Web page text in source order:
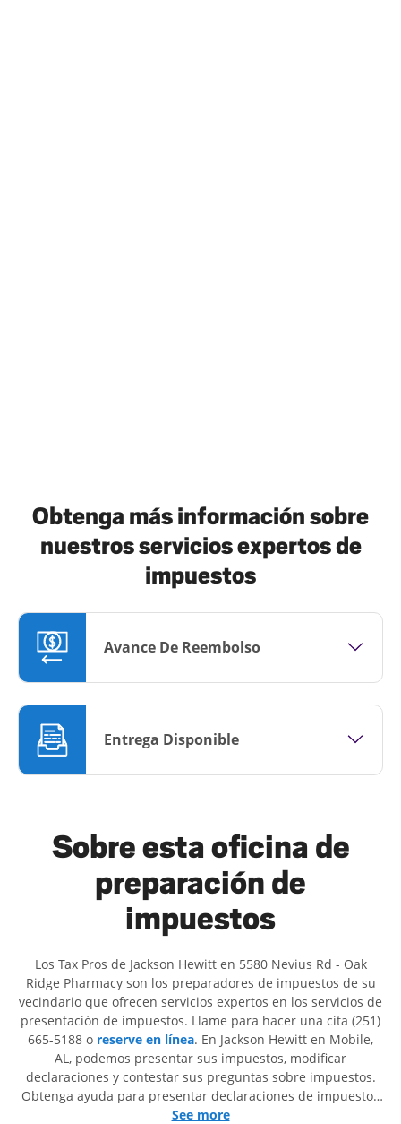
Obtenga más información sobre
nuestros servicios expertos de
impuestos
Avance De Reembolso
Entrega Disponible
Sobre esta oficina de
preparación de
impuestos
Los Tax Pros de Jackson Hewitt en 5580 Nevius Rd - Oak
Ridge Pharmacy son ​​los preparadores de impuestos de su
vecindario que ofrecen servicios expertos en los servicios de
presentación de impuestos. Llame para hacer una cita (251)
665-5188 o reserve en línea. En Jackson Hewitt en Mobile,
AL, podemos presentar sus impuestos, modificar
declaraciones y contestar sus preguntas sobre impuestos.
Obtenga ayuda para presentar declaraciones de impuestos
simples o situaciones más complejas, como los impuestos
See more